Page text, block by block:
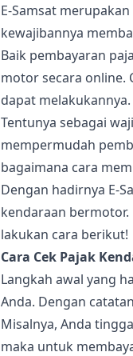
E-Samsat
kewajibannya
Baik pembayaran
motor secara online.
dapat melakukannya.
Tentunya sebagai
mempermudah
bagaimana cara
Dengan hadirnya E-
kendaraan
lakukan cara berikut!
Cara Cek Pajak
Langkah awal yang
Anda. Dengan
Misalnya, Anda
maka untuk